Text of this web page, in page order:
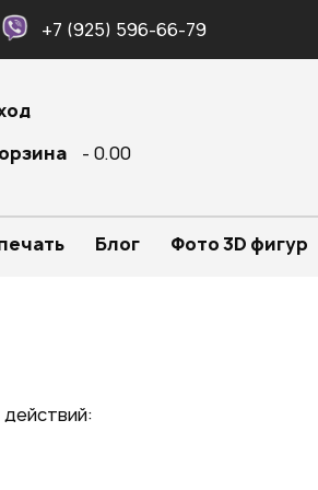
+7 (925) 596-66-79
- 0.00
Блог Фото 3D фигур